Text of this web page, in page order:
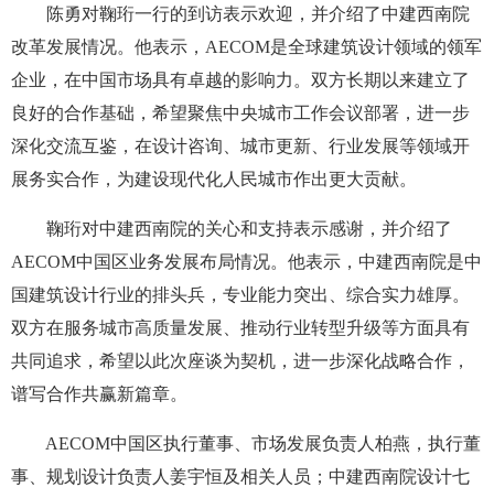
陈勇对鞠珩一行的到访表示欢迎，并介绍了中建西南院
改革发展情况。他表示，AECOM是全球建筑设计领域的领军
企业，在中国市场具有卓越的影响力。双方长期以来建立了
良好的合作基础，希望聚焦中央城市工作会议部署，进一步
深化交流互鉴，在设计咨询、城市更新、行业发展等领域开
展务实合作，为建设现代化人民城市作出更大贡献。
鞠珩对中建西南院的关心和支持表示感谢，并介绍了
AECOM中国区业务发展布局情况。他表示，中建西南院是中
国建筑设计行业的排头兵，专业能力突出、综合实力雄厚。
双方在服务城市高质量发展、推动行业转型升级等方面具有
共同追求，希望以此次座谈为契机，进一步深化战略合作，
谱写合作共赢新篇章。
AECOM中国区执行董事、市场发展负责人柏燕，执行董
事、规划设计负责人姜宇恒及相关人员；中建西南院设计七